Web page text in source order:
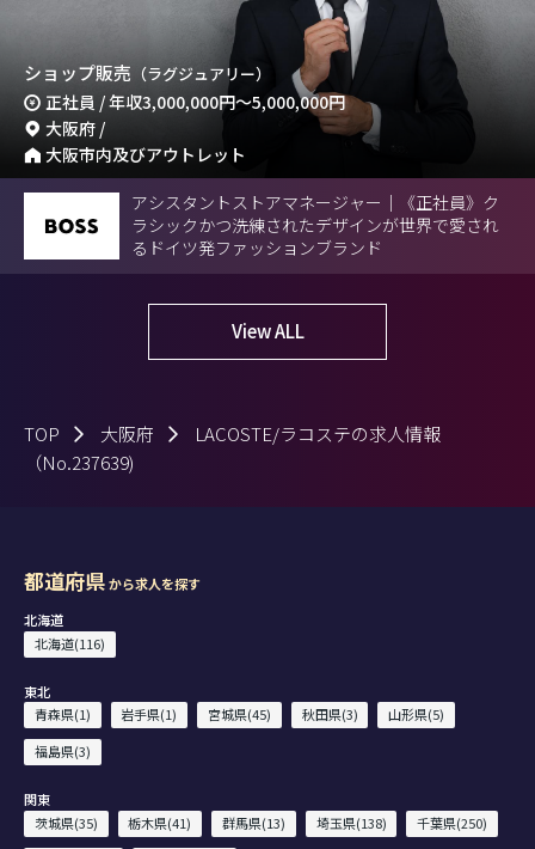
ショップ販売 （ラグジュアリー）
正社員 / 年収3,000,000円～5,000,000円
大阪府 /
大阪市内及びアウトレット
アシスタントストアマネージャー｜《正社員》ク
ラシックかつ洗練されたデザインが世界で愛され
るドイツ発ファッションブランド
View ALL
TOP 大阪府
LACOSTE/ラコステの求人情報
（No.237639)
都道府県から求人を探す
北海道
北海道(116)
東北
青森県(1)
岩手県(1) 宮城県(45) 秋田県(3)
山形県(5)
福島県(3)
関東
茨城県(35)
栃木県(41) 群馬県(13) 埼玉県(138)
千葉県(250)